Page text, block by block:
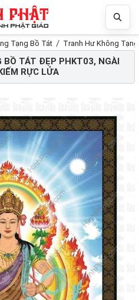
Tạng Bồ Tát Tranh Hư Không
BỒ TÁT ĐẸP PHKT03, NGÀI
RỰC LỬA